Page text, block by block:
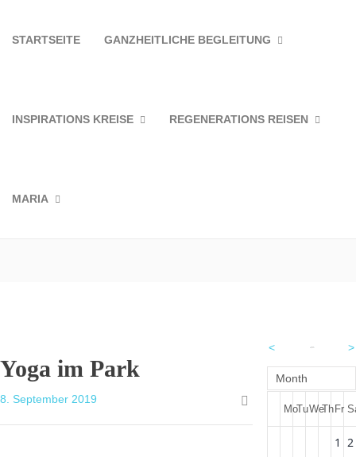
STARTSEITE GANZHEITLICHE BEGLEITUNG
INSPIRATIONS KREISE REGENERATIONS REISEN
MARIA
Yoga im Park
8. September 2019
< >
Month
MoTuWeTh Fr
1 2